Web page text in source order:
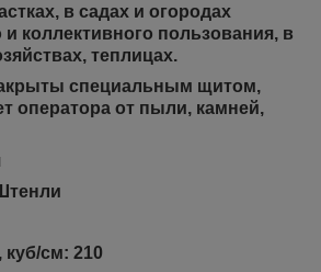
в садах и огородах
коллективного пользования, в
теплицах.
специальным щитом,
оператора от пыли, камней,
см: 210